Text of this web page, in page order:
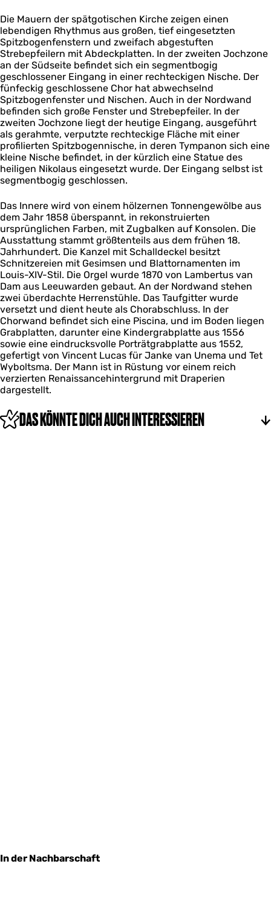
Die Mauern der spätgotischen Kirche zeigen einen
lebendigen Rhythmus aus großen, tief eingesetzten
Spitzbogenfenstern und zweifach abgestuften
Strebepfeilern mit Abdeckplatten. In der zweiten Jochzone
an der Südseite befindet sich ein segmentbogig
geschlossener Eingang in einer rechteckigen Nische. Der
fünfeckig geschlossene Chor hat abwechselnd
Spitzbogenfenster und Nischen. Auch in der Nordwand
befinden sich große Fenster und Strebepfeiler. In der
zweiten Jochzone liegt der heutige Eingang, ausgeführt
als gerahmte, verputzte rechteckige Fläche mit einer
profilierten Spitzbogennische, in deren Tympanon sich eine
kleine Nische befindet, in der kürzlich eine Statue des
heiligen Nikolaus eingesetzt wurde. Der Eingang selbst ist
segmentbogig geschlossen.
Das Innere wird von einem hölzernen Tonnengewölbe aus
dem Jahr 1858 überspannt, in rekonstruierten
ursprünglichen Farben, mit Zugbalken auf Konsolen. Die
Ausstattung stammt größtenteils aus dem frühen 18.
Jahrhundert. Die Kanzel mit Schalldeckel besitzt
Schnitzereien mit Gesimsen und Blattornamenten im
Louis-XIV-Stil. Die Orgel wurde 1870 von Lambertus van
Dam aus Leeuwarden gebaut. An der Nordwand stehen
zwei überdachte Herrenstühle. Das Taufgitter wurde
versetzt und dient heute als Chorabschluss. In der
Chorwand befindet sich eine Piscina, und im Boden liegen
Grabplatten, darunter eine Kindergrabplatte aus 1556
sowie eine eindrucksvolle Porträtgrabplatte aus 1552,
gefertigt von Vincent Lucas für Janke van Unema und Tet
Wyboltsma. Der Mann ist in Rüstung vor einem reich
verzierten Renaissancehintergrund mit Draperien
dargestellt.
DAS KÖNNTE DICH AUCH INTERESSIEREN
In der Nachbarschaft